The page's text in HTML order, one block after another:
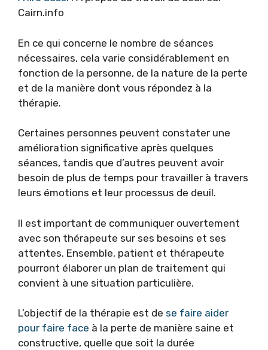
Cairn.info
En ce qui concerne le nombre de séances
nécessaires, cela varie considérablement en
fonction de la personne, de la nature de la perte
et de la manière dont vous répondez à la
thérapie.
Certaines personnes peuvent constater une
amélioration significative après quelques
séances, tandis que d’autres peuvent avoir
besoin de plus de temps pour travailler à travers
leurs émotions et leur processus de deuil.
Il est important de communiquer ouvertement
avec son thérapeute sur ses besoins et ses
attentes. Ensemble, patient et thérapeute
pourront élaborer un plan de traitement qui
convient à une situation particulière.
L’objectif de la thérapie est de se faire aider
pour faire face à la perte de manière saine et
constructive, quelle que soit la durée